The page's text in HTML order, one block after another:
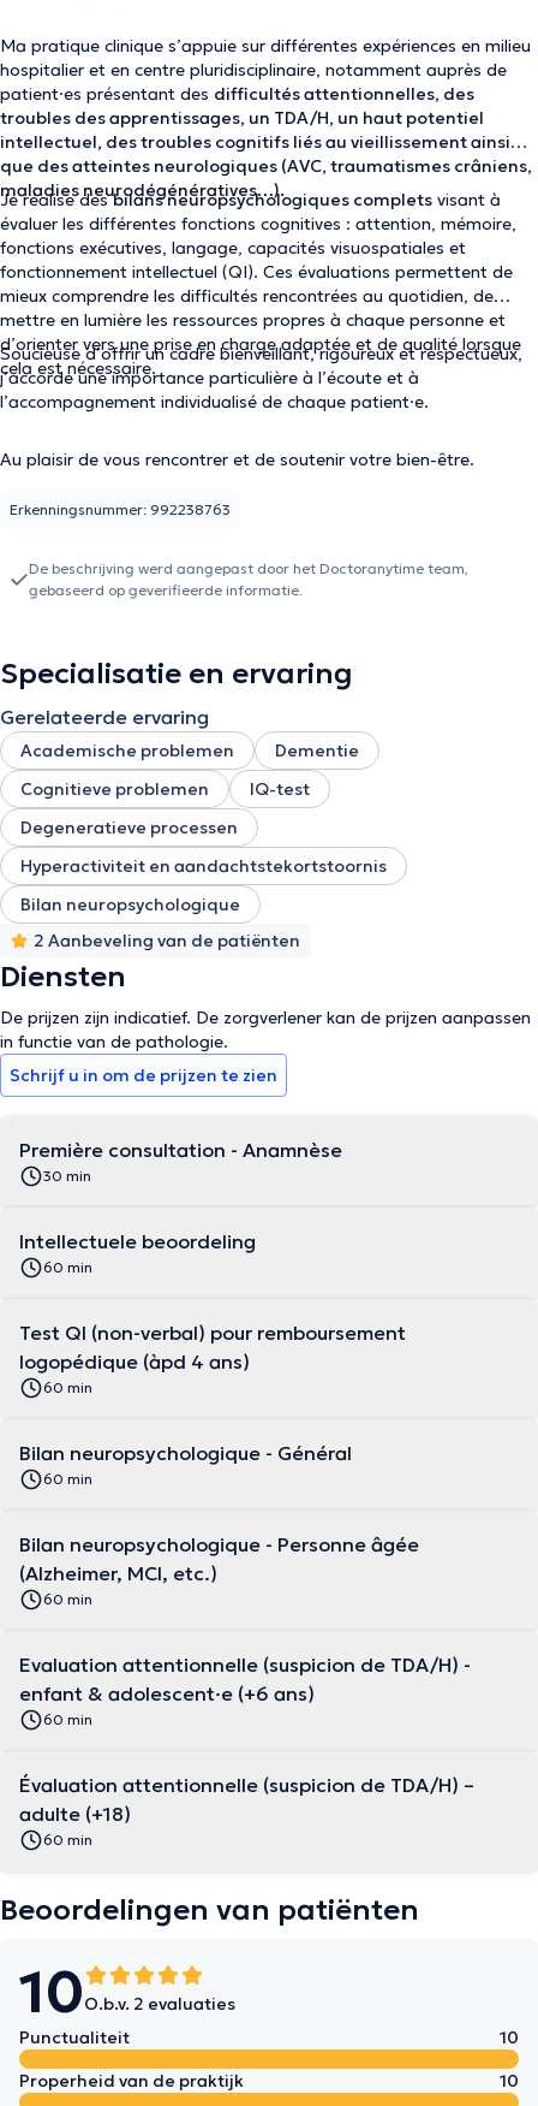
Ma pratique clinique s’appuie sur différentes expériences en milieu
hospitalier et en centre pluridisciplinaire, notamment auprès de
patient·es présentant des difficultés attentionnelles, des
troubles des apprentissages, un TDA/H, un haut potentiel
intellectuel, des troubles cognitifs liés au vieillissement ainsi
que des atteintes neurologiques (AVC, traumatismes crâniens,
maladies neurodégénératives…).
Je réalise desbilans neuropsychologiques complets visant à
évaluer les différentes fonctions cognitives : attention, mémoire,
fonctions exécutives, langage, capacités visuospatiales et
fonctionnement intellectuel (QI). Ces évaluations permettent de
mieux comprendre les difficultés rencontrées au quotidien, de
mettre en lumière les ressources propres à chaque personne et
d’orienter vers une prise en charge adaptée et de qualité lorsque
cela est nécessaire.
Soucieuse d’offrir un cadre bienveillant, rigoureux et respectueux,
j’accorde une importance particulière à l’écoute et à
l’accompagnement individualisé de chaque patient·e.
Au plaisir de vous rencontrer et de soutenir votre bien-être.
Erkenningsnummer: 992238763
De beschrijving werd aangepast door het Doctoranytime team,
gebaseerd op geverifieerde informatie.
Specialisatie en ervaring
Gerelateerde ervaring
Academische problemen
Dementie
Cognitieve problemen
IQ-test
Degeneratieve processen
Hyperactiviteit en aandachtstekortstoornis
Bilan neuropsychologique
2 Aanbeveling van de patiënten
Diensten
De prijzen zijn indicatief. De zorgverlener kan de prijzen aanpassen
in functie van de pathologie.
Schrijf u in om de prijzen te zien
Première consultation - Anamnèse
30 min
Intellectuele beoordeling
60 min
Test QI (non-verbal) pour remboursement
logopédique (àpd 4 ans)
60 min
Bilan neuropsychologique - Général
60 min
Bilan neuropsychologique - Personne âgée
(Alzheimer, MCI, etc.)
60 min
Evaluation attentionnelle (suspicion de TDA/H) -
enfant & adolescent·e (+6 ans)
60 min
Évaluation attentionnelle (suspicion de TDA/H) –
adulte (+18)
60 min
Beoordelingen van patiënten
10O.b.v. 2 evaluaties
Punctualiteit
10
Properheid van de praktijk
10